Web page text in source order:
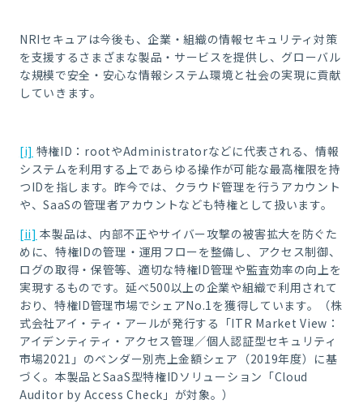
NRIセキュアは今後も、企業・組織の情報セキュリティ対策
を支援するさまざまな製品・サービスを提供し、グローバル
な規模で安全・安心な情報システム環境と社会の実現に貢献
していきます。
[i] 特権ID：rootやAdministratorなどに代表される、情報
システムを利用する上であらゆる操作が可能な最高権限を持
つIDを指します。昨今では、クラウド管理を行うアカウント
や、SaaSの管理者アカウントなども特権として扱います。
[ii] 本製品は、内部不正やサイバー攻撃の被害拡大を防ぐた
めに、特権IDの管理・運用フローを整備し、アクセス制御、
ログの取得・保管等、適切な特権ID管理や監査効率の向上を
実現するものです。延べ500以上の企業や組織で利用されて
おり、特権ID管理市場でシェアNo.1を獲得しています。（株
式会社アイ・ティ・アールが発行する「ITR Market View：
アイデンティティ・アクセス管理／個人認証型セキュリティ
市場2021」のベンダー別売上金額シェア（2019年度）に基
づく。本製品とSaaS型特権IDソリューション「Cloud
Auditor by Access Check」が対象。）